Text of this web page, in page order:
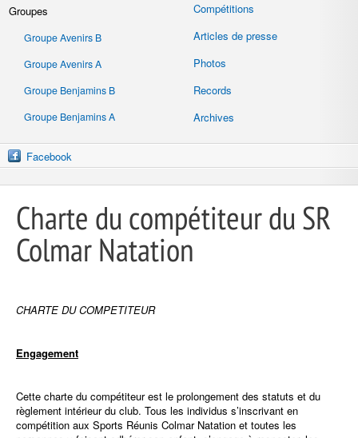
Groupes
Groupe Avenirs B
Groupe Avenirs A
Groupe Benjamins B
Groupe Benjamins A
Compétitions
Articles de presse
Photos
Records
Archives
Facebook
Charte du compétiteur du SR
Colmar Natation
CHARTE DU COMPETITEUR
Engagement
Cette charte du compétiteur est le prolongement des statuts et du
règlement intérieur du club. Tous les individus s’inscrivant en
compétition aux Sports Réunis Colmar Natation et toutes les